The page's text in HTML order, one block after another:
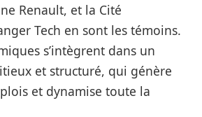
Renault, et la Cité
Tech en sont les témoins.
s’intègrent dans un
et structuré, qui génère
et dynamise toute la